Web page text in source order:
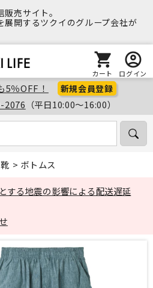
売サイト。
展開するツクイのグループ会社が
カート ログイン
5％OFF！ 新規会員登録
2076 （平日10:00～16:00）
> ボトムス
する地震の影響による配送遅延